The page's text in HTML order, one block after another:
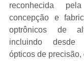
reconhecida
concepção e
optrônicos de
incluindo desde
ópticos de